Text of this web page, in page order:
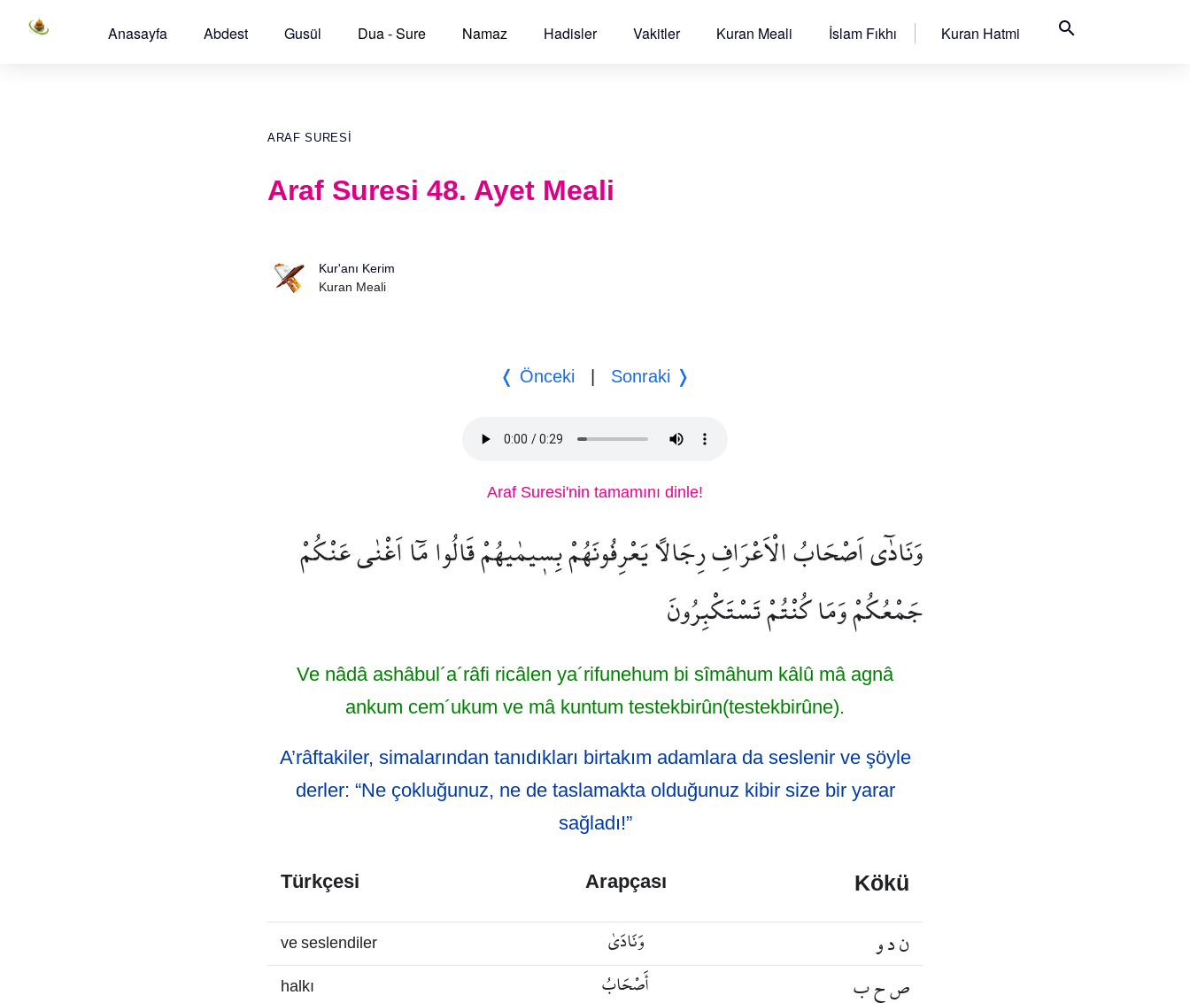
Anasayfa Abdest Gusül Dua - Sure Namaz Hadisler Vakitler Kuran Meali İslam Fıkhı Kuran Hatmi search
ARAF SURESI
Araf Suresi 48. Ayet Meali
Kur'anı Kerim
Kuran Meali
❬ Önceki | Sonraki ❭
Araf Suresi'nin tamamını dinle!
وَنَادٰٓى اَصْحَابُ الْاَعْرَافِ رِجَالًا يَعْرِفُونَهُمْ بِس۪يمٰيهُمْ قَالُوا مَٓا اَغْنٰى عَنْكُمْ
جَمْعُكُمْ وَمَا كُنْتُمْ تَسْتَكْبِرُونَ
Ve nâdâ ashâbul´a´râfi ricâlen ya´rifunehum bi sîmâhum kâlû mâ agnâ
ankum cem´ukum ve mâ kuntum testekbirûn(testekbirûne).
A’râftakiler, simalarından tanıdıkları birtakım adamlara da seslenir ve şöyle
derler: “Ne çokluğunuz, ne de taslamakta olduğunuz kibir size bir yarar
sağladı!”
Türkçesi Arapçası Kökü
ve seslendiler وَنَادَىٰ ن د و
halkı أَصْحَابُ ص ح ب